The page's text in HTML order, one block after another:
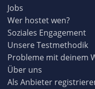
Jobs
Wer hostet wen?
Soziales Engagement
Unsere Testmethodik
Probleme mit deinem
Über uns
Als Anbieter